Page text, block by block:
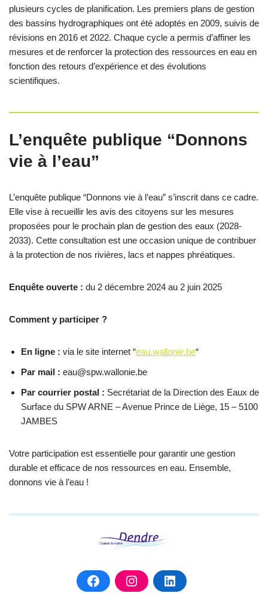
plusieurs cycles de planification. Les premiers plans de gestion
des bassins hydrographiques ont été adoptés en 2009, suivis de
révisions en 2016 et 2022. Chaque cycle a permis d’affiner les
mesures et de renforcer la protection des ressources en eau en
fonction des retours d’expérience et des évolutions
scientifiques.
L’enquête publique “Donnons
vie à l’eau”
L’enquête publique “Donnons vie à l’eau” s’inscrit dans ce cadre.
Elle vise à recueillir les avis des citoyens sur les mesures
proposées pour le prochain plan de gestion des eaux (2028-
2033). Cette consultation est une occasion unique de contribuer
à la protection de nos rivières, lacs et nappes phréatiques.
Enquête ouverte : du 2 décembre 2024 au 2 juin 2025
Comment y participer ?
En ligne : via le site internet “eau.wallonie.be“
Par mail : eau@spw.wallonie.be
Par courrier postal : Secrétariat de la Direction des Eaux de
Surface du SPW ARNE – Avenue Prince de Liège, 15 – 5100
JAMBES
Votre participation est essentielle pour garantir une gestion
durable et efficace de nos ressources en eau. Ensemble,
donnons vie à l’eau !